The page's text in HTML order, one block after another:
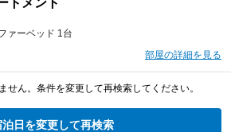
ァーベッド 1台
部屋の詳細を見る
せん。条件を変更して再検索してください。
泊日を変更して再検索